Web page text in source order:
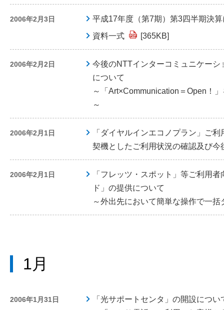
2006年2月3日
平成17年度（第7期）第3四半期決
資料一式
[365KB]
2006年2月2日
今後のNTTインターコミュニケー
について
～「Art×Communication＝Open！
～
2006年2月1日
「ダイヤルインエコノプラン」ご
契機としたご利用状況の確認及び今
2006年2月1日
「フレッツ・スポット」等ご利用
ド」の提供について
～外出先において簡単な操作で一
1月
2006年1月31日
「光サポートセンタ」の開設につい